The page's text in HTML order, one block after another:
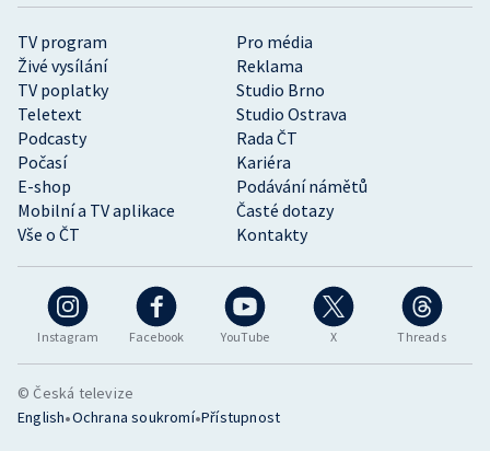
Instagram Facebook YouTube X Threads
TV program
Pro média
Živé vysílání
Reklama
TV poplatky
Studio Brno
Teletext
Studio Ostrava
Podcasty
Rada ČT
Počasí
Kariéra
E-shop
Podávání námětů
Mobilní a TV aplikace
Časté dotazy
Vše o ČT
Kontakty
© Česká televize
English•Ochrana soukromí•Přístupnost